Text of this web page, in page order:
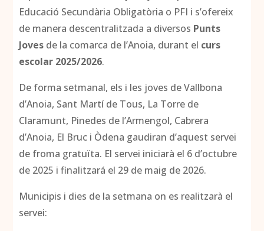
Educació Secundària Obligatòria o PFI i s’ofereix
de manera descentralitzada a diversos Punts
Joves de la comarca de l’Anoia, durant el curs
escolar 2025/2026.
De forma setmanal, els i les joves de Vallbona
d’Anoia, Sant Martí de Tous, La Torre de
Claramunt, Pinedes de l’Armengol, Cabrera
d’Anoia, El Bruc i Òdena gaudiran d’aquest servei
de froma gratuïta. El servei iniciarà el 6 d’octubre
de 2025 i finalitzará el 29 de maig de 2026.
Municipis i dies de la setmana on es realitzarà el
servei: